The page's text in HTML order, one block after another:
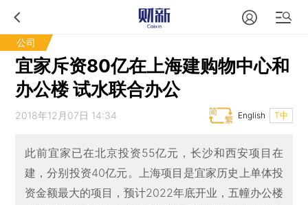
公司
宜家斥资80亿在上海建购物中心和
办公楼 试水联合办公
2018年12月07日 14:34 T中
English
此前宜家已在北京投资55亿元，长沙和西安项目在
建，分别投资40亿元。上海项目是宜家历史上单体投
资金额最大的项目，预计2022年底开业，五幢办公楼